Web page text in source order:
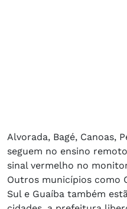
Alvorada, Bagé, Canoas,
seguem no ensino
sinal vermelho no
Outros municípios como
Sul e Guaíba também